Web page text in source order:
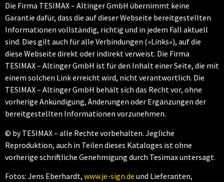
Die Firma TESIMAX – Altinger GmbH übernimmt keine
Garantie dafür, dass die auf dieser Webseite bereitgestellten
Informationen vollständig, richtig und in jedem Fall aktuell
sind. Dies gilt auch für alle Verbindungen (»Links«), auf die
diese Webseite direkt oder indirekt verweist. Die Firma
TESIMAX – Altinger GmbH ist für den Inhalt einer Seite, die mit
einem solchen Link erreicht wird, nicht verantwortlich. Die
TESIMAX – Altinger GmbH behält sich das Recht vor, ohne
vorherige Ankündigung, Änderungen oder Ergänzungen der
bereitgestellten Informationen vorzunehmen.
© by TESIMAX – alle Rechte vorbehalten. Jegliche
Reproduktion, auch in Teilen dieses Kataloges ist ohne
vorherige schriftliche Genehmigung durch Tesimax untersagt.
Fotos: Jens Eberhardt, www.je-sign.de und Lieferanten,